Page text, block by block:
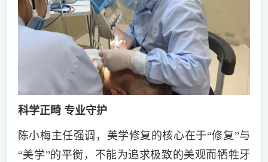
科学正畸 专业守护
陈小梅主任强调，美学修复的核心在于“修复”与
“美学”的平衡，不能为追求极致的美观而牺牲牙